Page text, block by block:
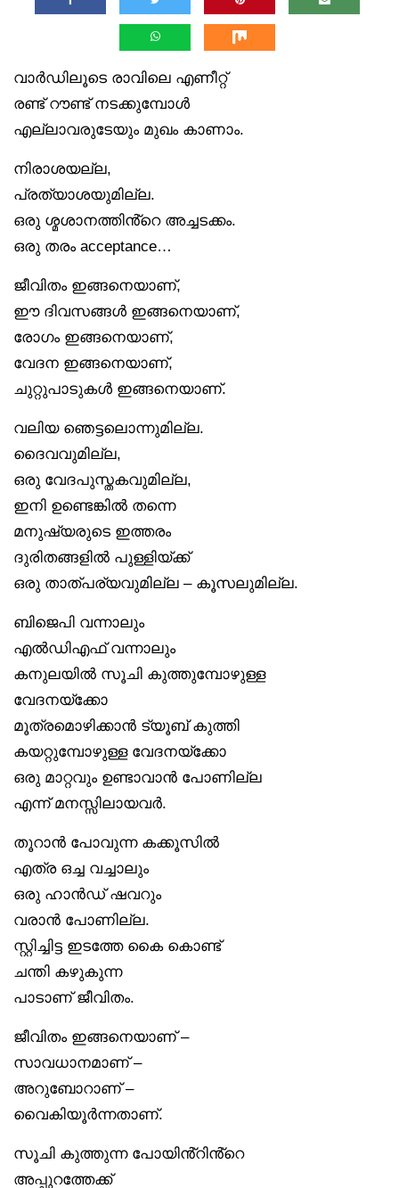
വാർഡിലൂടെ രാവിലെ എണീറ്റ്
രണ്ട് റൗണ്ട് നടക്കുമ്പോൾ
എല്ലാവരുടേയും മുഖം കാണാം.
നിരാശയല്ല,
പ്രത്യാശയുമില്ല.
ഒരു ശ്മശാനത്തിൻ്റെ അച്ചടക്കം.
ഒരു തരം acceptance…
ജീവിതം ഇങ്ങനെയാണ്,
ഈ ദിവസങ്ങൾ ഇങ്ങനെയാണ്,
രോഗം ഇങ്ങനെയാണ്,
വേദന ഇങ്ങനെയാണ്,
ചുറ്റുപാടുകൾ ഇങ്ങനെയാണ്.
വലിയ ഞെട്ടലൊന്നുമില്ല.
ദൈവവുമില്ല,
ഒരു വേദപുസ്തകവുമില്ല,
ഇനി ഉണ്ടെങ്കിൽ തന്നെ
മനുഷ്യരുടെ ഇത്തരം
ദുരിതങ്ങളിൽ പുള്ളിയ്ക്ക്
ഒരു താത്പര്യവുമില്ല – കൂസലുമില്ല.
ബിജെപി വന്നാലും
എൽഡിഎഫ് വന്നാലും
കനുലയിൽ സൂചി കുത്തുമ്പോഴുള്ള
വേദനയ്‌ക്കോ
മൂത്രമൊഴിക്കാൻ ട്യൂബ് കുത്തി
കയറ്റുമ്പോഴുള്ള വേദനയ്‌ക്കോ
ഒരു മാറ്റവും ഉണ്ടാവാൻ പോണില്ല
എന്ന് മനസ്സിലായവർ.
തൂറാൻ പോവുന്ന കക്കൂസിൽ
എത്ര ഒച്ച വച്ചാലും
ഒരു ഹാൻഡ് ഷവറും
വരാൻ പോണില്ല.
സ്റ്റിച്ചിട്ട ഇടത്തേ കൈ കൊണ്ട്
ചന്തി കഴുകുന്ന
പാടാണ് ജീവിതം.
ജീവിതം ഇങ്ങനെയാണ് –
സാവധാനമാണ് –
അറുബോറാണ് –
വൈകിയൂർന്നതാണ്.
സൂചി കുത്തുന്ന പോയിൻ്റിൻ്റെ
അപ്പുറത്തേക്ക്